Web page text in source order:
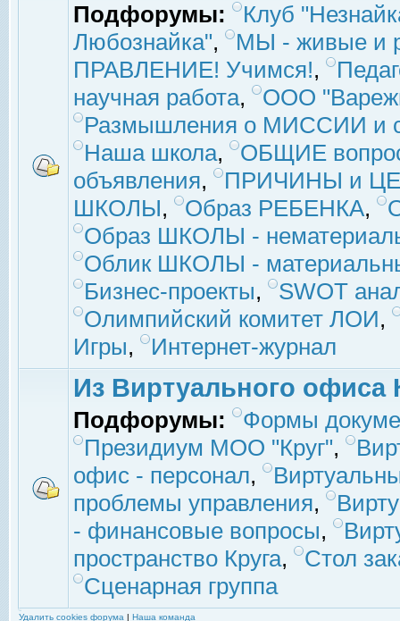
Подфорумы:
Клуб
Любознайка",
МЫ - живые и
ПРАВЛЕНИЕ! Учимся!,
научная работа,
ООО
Размышления о МИССИИ и
Наша школа,
ОБЩИЕ
объявления,
ПРИЧИНЫ и
ШКОЛЫ, Образ РЕБЕНКА,
Образ ШКОЛЫ -
Облик ШКОЛЫ -
Бизнес-проекты,
SWOT
Олимпийский комитет ЛОИ,
Игры, Интернет-журнал
Из Виртуального офиса
Подфорумы:
Формы
Президиум МОО "Круг",
офис - персонал,
проблемы управления,
- финансовые вопросы,
пространство Круга,
Стол
Сценарная группа
Удалить cookies форума | Наша команда